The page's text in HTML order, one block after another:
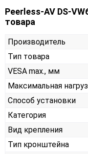
Peerless-AV DS-
товара
Производитель
Тип товара
VESA max., мм
Максимальная
Способ установки
Категория
Вид крепления
Тип кронштейна